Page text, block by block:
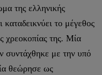
της ελληνικής
το μέγεθος
χρεοκοπίας της. Μία
συντάχθηκε με την υπό
θεώρησε ως